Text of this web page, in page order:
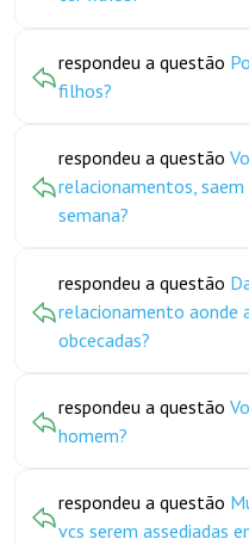
respondeu a questão
filhos?
respondeu a questão
relacionamentos,
semana?
respondeu a questão
relacionamento aonde
obcecadas?
respondeu a questão
homem?
respondeu a questão
vcs serem assediadas